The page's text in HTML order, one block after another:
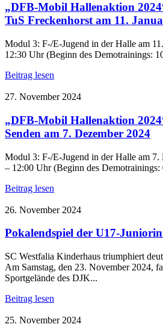
„DFB-Mobil Hallenaktion
TuS Freckenhorst am 11.
Modul 3: F-/E-Jugend in der Halle am
12:30 Uhr (Beginn des Demotrainings:
Beitrag lesen
27. November 2024
„DFB-Mobil Hallenaktion
Senden am 7. Dezember 2024
Modul 3: F-/E-Jugend in der Halle am 7.
– 12:00 Uhr (Beginn des Demotrainings:
Beitrag lesen
26. November 2024
Pokalendspiel der U17-
SC Westfalia Kinderhaus triumphiert
Am Samstag, den 23. November 2024,
Sportgelände des DJK...
Beitrag lesen
25. November 2024